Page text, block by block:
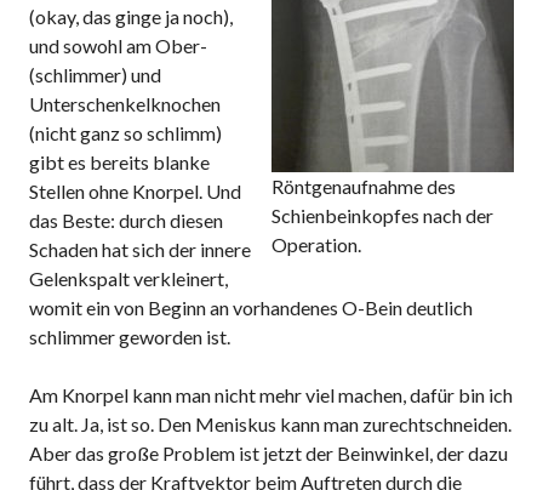
Röntgenaufnahme des
Schienbeinkopfes nach der
Operation.
(okay, das ginge ja noch),
und sowohl am Ober-
(schlimmer) und
Unterschenkelknochen
(nicht ganz so schlimm)
gibt es bereits blanke
Stellen ohne Knorpel. Und
das Beste: durch diesen
Schaden hat sich der innere
Gelenkspalt verkleinert,
womit ein von Beginn an vorhandenes O-Bein deutlich
schlimmer geworden ist.
Am Knorpel kann man nicht mehr viel machen, dafür bin ich
zu alt. Ja, ist so. Den Meniskus kann man zurechtschneiden.
Aber das große Problem ist jetzt der Beinwinkel, der dazu
führt, dass der Kraftvektor beim Auftreten durch die